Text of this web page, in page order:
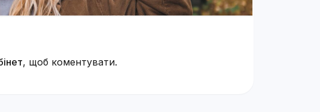
, щоб коментувати.